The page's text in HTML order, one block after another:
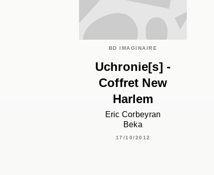
BD IMAGINAIRE
Uchronie[s] -
Coffret New
Harlem
Eric Corbeyran
Beka
17/10/2012